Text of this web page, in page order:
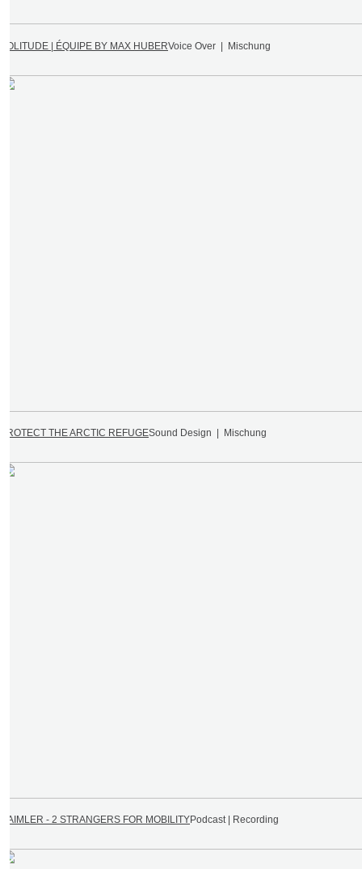
SOLITUDE | ÉQUIPE BY MAX HUBERVoice Over | Mischung
PROTECT THE ARCTIC REFUGESound Design | Mischung
DAIMLER - 2 STRANGERS FOR MOBILITY Podcast | Recording